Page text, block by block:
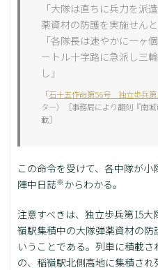
「大隊は直ちに兵力を派
薬資材の防護を実施せんと
「各隊長は速やかに一ヶ
ートル十字路に急派し三
し」
「石十五作命第56号 独立歩兵第
ター）［事務局により翻刻『南
載］
この命令を受けて、各中隊が
陣中日誌※ からわかる。
注意すべきは、独立歩兵第15
嶺駅集積中の大隊弾薬資材の
いうことである。列車に積載
の、稲嶺駅北側高地に集積さ